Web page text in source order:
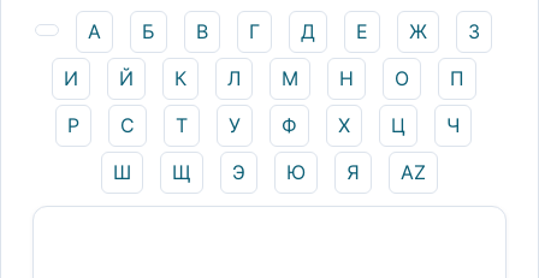
А Б В Г Д Е Ж
З
И
Й К Л М Н О
П
Р
С Т У Ф Х Ц
Ч
Ш
Щ Э Ю Я AZ